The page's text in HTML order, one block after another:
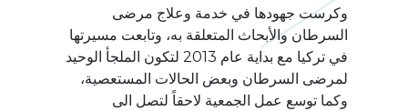
وكرست جهودها في خدمة وعلاج مرضى
السرطان والأبحاث المتعلقة به، وتابعت مسيرتها
في تركيا مع بداية عام 2013 لتكون الملجأ الوحيد
لمرضى السرطان وبعض الحالات المستعصية،
وكما توسع عمل الجمعية لاحقاً لتصل الى